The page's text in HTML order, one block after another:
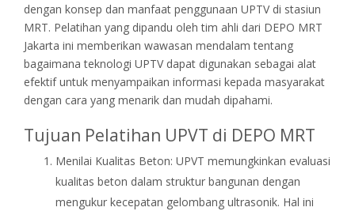
dengan konsep dan manfaat penggunaan UPTV di stasiun
MRT. Pelatihan yang dipandu oleh tim ahli dari DEPO MRT
Jakarta ini memberikan wawasan mendalam tentang
bagaimana teknologi UPTV dapat digunakan sebagai alat
efektif untuk menyampaikan informasi kepada masyarakat
dengan cara yang menarik dan mudah dipahami.
Tujuan Pelatihan UPVT di DEPO MRT
Menilai Kualitas Beton: UPVT memungkinkan evaluasi
kualitas beton dalam struktur bangunan dengan
mengukur kecepatan gelombang ultrasonik. Hal ini